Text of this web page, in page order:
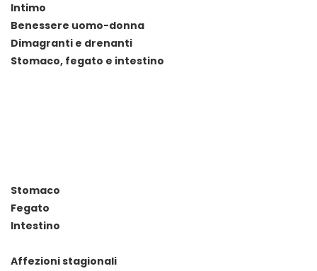
Intimo
Benessere uomo-donna
Dimagranti e drenanti
Stomaco, fegato e intestino
Stomaco
Fegato
Intestino
Affezioni stagionali